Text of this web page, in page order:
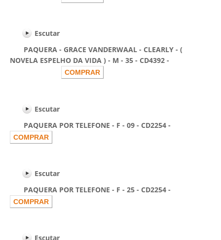
Escutar
PAQUERA - GRACE VANDERWAAL - CLEARLY - (
NOVELA ESPELHO DA VIDA ) - M - 35 - CD4392 -
Escutar
PAQUERA POR TELEFONE - F - 09 - CD2254 -
Escutar
PAQUERA POR TELEFONE - F - 25 - CD2254 -
Escutar